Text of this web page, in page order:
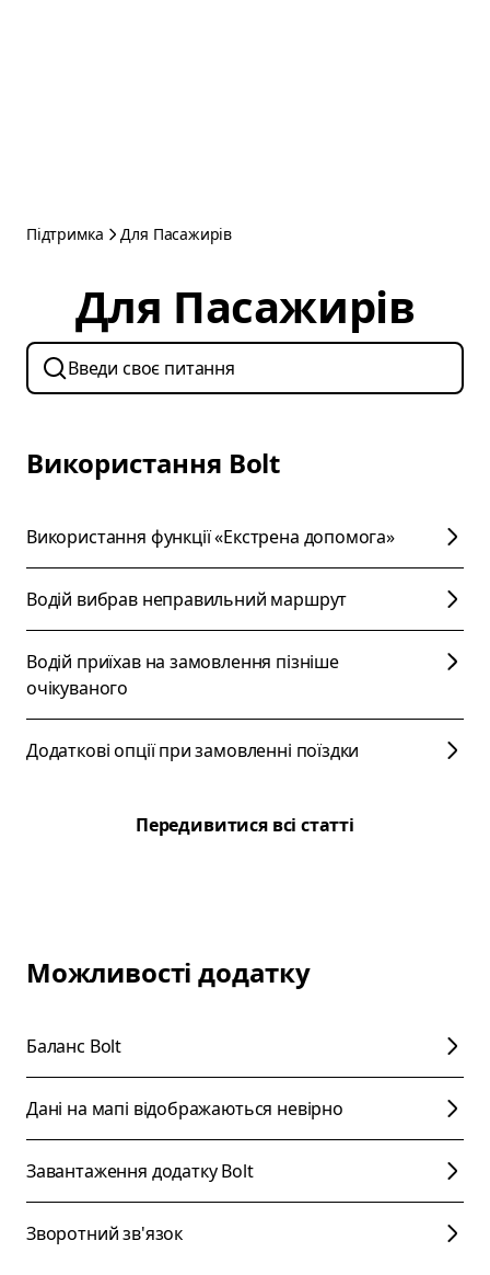
Підтримка Для Пасажирів
Для Пасажирів
Використання Bolt
Використання функції «Екстрена допомога»
Водій вибрав неправильний маршрут
Водій приїхав на замовлення пізніше
очікуваного
Додаткові опції при замовленні поїздки
Передивитися всі статті
Можливості додатку
Баланс Bolt
Дані на мапі відображаються невірно
Завантаження додатку Bolt
Зворотний зв'язок